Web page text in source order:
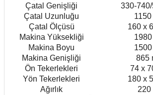
Çatal Genişliği
330-
Çatal Uzunluğu
Çatal Ölçüsü
160 x
Makina Yüksekliği
Makina Boyu
Makina Genişliği
865
Ön Tekerlekleri
74 x
Yön Tekerlekleri
180 x
Ağırlık
220